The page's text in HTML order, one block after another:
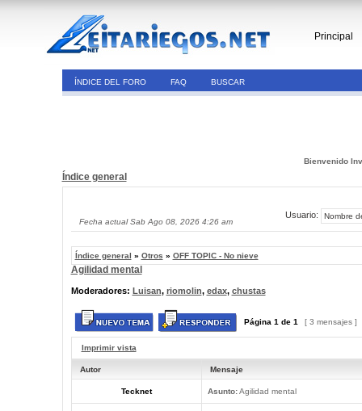
Principal
ÍNDICE DEL FORO FAQ BUSCAR
Bienvenido
Índice general
Fecha actual Sab Ago 08, 2026 4:26 am
Usuario:
Índice general » Otros » OFF TOPIC - No nieve
Agilidad mental
Moderadores: Luisan, riomolin, edax, chustas
Página 1 de 1 [ 3 mensajes ]
Imprimir vista
Autor Mensaje
Tecknet Asunto:Agilidad mental